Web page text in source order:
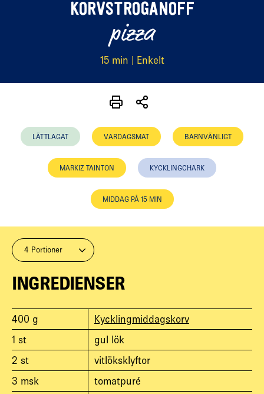
KORVSTROGANOFF
pizza
15 min | Enkelt
LÄTTLAGAT VARDAGSMAT BARNVÄNLIGT
MARKIZ TAINTON KYCKLINGCHARK
MIDDAG PÅ 15 MIN
4 Portioner
INGREDIENSER
400 g
Kycklingmiddagskorv
1 st
gul lök
2 st
vitlöksklyftor
3 msk
tomatpuré